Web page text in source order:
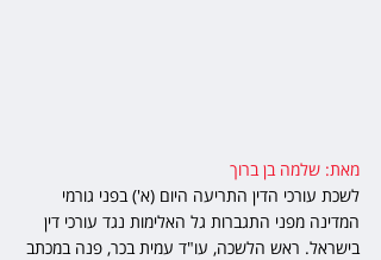
מאת: שלמה בן ברוך
לשכת עורכי הדין התריעה היום (א') בפני גורמי
המדינה מפני התגברות גל האלימות נגד עורכי דין
בישראל. ראש הלשכה, עו"ד עמית בכר, פנה במכתב